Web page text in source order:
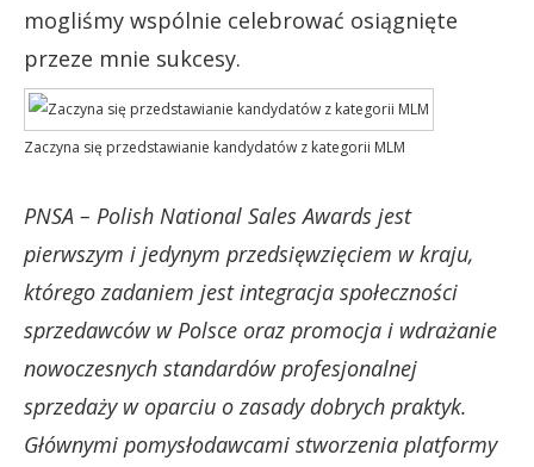
mogliśmy wspólnie celebrować osiągnięte
przeze mnie sukcesy.
Zaczyna się przedstawianie kandydatów z kategorii MLM
PNSA – Polish National Sales Awards jest
pierwszym i jedynym przedsięwzięciem w kraju,
którego zadaniem jest integracja społeczności
sprzedawców w Polsce oraz promocja i wdrażanie
nowoczesnych standardów profesjonalnej
sprzedaży w oparciu o zasady dobrych praktyk.
Głównymi pomysłodawcami stworzenia platformy